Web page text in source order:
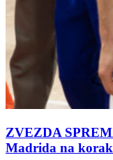
ZVEZDA
Madrida na